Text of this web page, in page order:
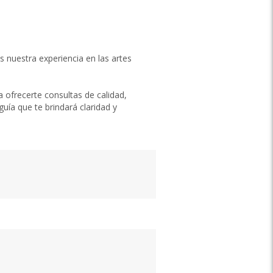
nuestra experiencia en las artes
consultas de calidad,
que te brindará claridad y